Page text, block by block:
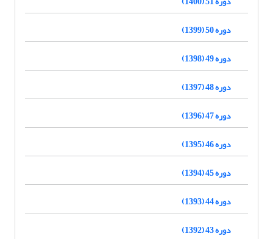
دوره 50 (1399)
دوره 49 (1398)
دوره 48 (1397)
دوره 47 (1396)
دوره 46 (1395)
دوره 45 (1394)
دوره 44 (1393)
دوره 43 (1392)